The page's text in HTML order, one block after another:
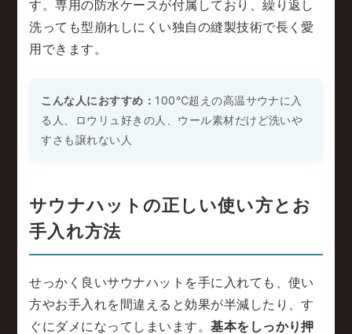
す。専用の防水ケースが付属しており、繰り返し
洗っても型崩れしにくい独自の縫製技術で長く愛
用できます。
こんな人におすすめ： 100℃超えの高温サウナに入
る人、ロウリュ好きの人、ウール素材だけど洗いや
すさも譲れない人
サウナハットの正しい使い方とお
手入れ方法
せっかく良いサウナハットを手に入れても、使い
方やお手入れを間違えると効果が半減したり、す
ぐにダメになってしまいます。基本をしっかり押